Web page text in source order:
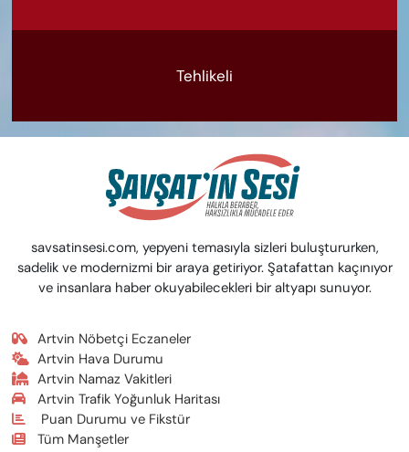
Tehlikeli
savsatinsesi.com, yepyeni temasıyla sizleri buluştururken,
sadelik ve modernizmi bir araya getiriyor. Şatafattan kaçınıyor
ve insanlara haber okuyabilecekleri bir altyapı sunuyor.
Artvin Nöbetçi Eczaneler
Artvin Hava Durumu
Artvin Namaz Vakitleri
Artvin Trafik Yoğunluk Haritası
Puan Durumu ve Fikstür
Tüm Manşetler